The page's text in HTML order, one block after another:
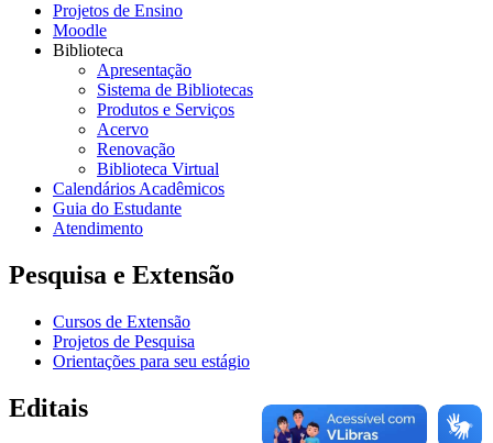
Projetos de Ensino
Moodle
Biblioteca
Apresentação
Sistema de Bibliotecas
Produtos e Serviços
Acervo
Renovação
Biblioteca Virtual
Calendários Acadêmicos
Guia do Estudante
Atendimento
Pesquisa e Extensão
Cursos de Extensão
Projetos de Pesquisa
Orientações para seu estágio
Editais